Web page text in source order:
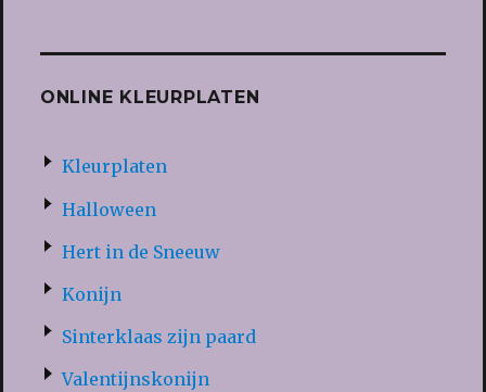
ONLINE KLEURPLATEN
Kleurplaten
Halloween
Hert in de Sneeuw
Konijn
Sinterklaas zijn paard
Valentijnskonijn